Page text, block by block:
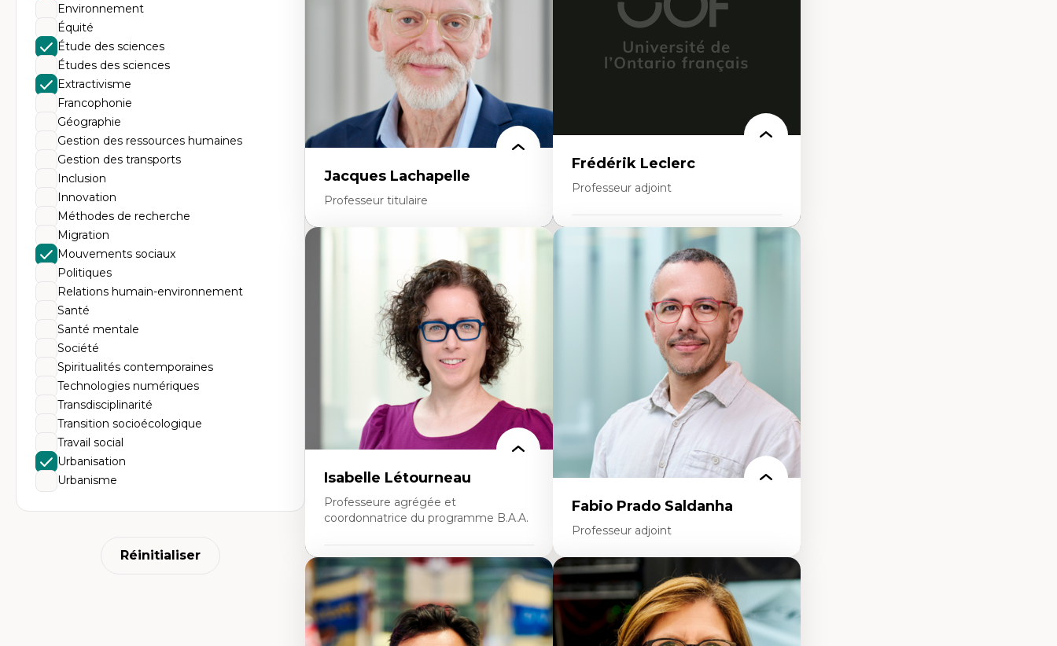
Environnement
Équité
Étude des sciences
Études des sciences
Extractivisme
Francophonie
Géographie
Gestion des ressources humaines
Gestion des transports
Inclusion
Innovation
Méthodes de recherche
Migration
Mouvements sociaux
Politiques
Relations humain-environnement
Santé
Santé mentale
Société
Spiritualités contemporaines
Technologies numériques
Transdisciplinarité
Transition socioécologique
Travail social
Urbanisation
Urbanisme
Réinitialiser
Classes sociales
Mouvements sociaux
Théories de l’État
Histoire sociale et culturelle des
technologies numériques
Internet des objets
Métavers
Problématiques relatives à l’intelligence
Jacques Lachapelle
Professeur titulaire
Histoire de l'architecture et de la ville,
notamment au Canada
Théorie et pratiques en conservation de
l'environnement bâti
Conception de projet en milieu existant
Analyse critique en architecture et
enseignement du design architectural et
Frédérik Leclerc
Professeur adjoint
Expertises
Théories et pratiques de l’urbanisme
Urbanisme durable
Histoire de l’urbanisme
Théories sur la
territorialité/territorialisation
Isabelle Létourneau
Professeure agrégée et
coordonnatrice du programme B.A.A.
Expertises
Conciliation travail-vie personnelle
Gestion des ressources humaines
(attraction et fidélisation de la main-
d’œuvre)
Responsabilité sociale des organisations
Fabio Prado Saldanha
Professeur adjoint
Expertises
Innovation sociale
Technologies sociales
Entrepreneuriat social et collectif
Approches critiques et décoloniales